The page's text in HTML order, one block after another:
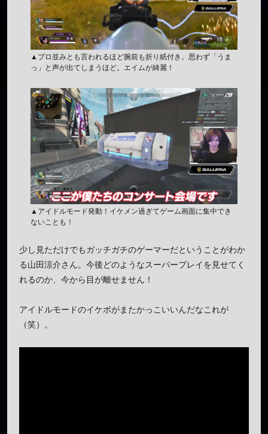
▲プロ並みとも言われるほど腕前も折り紙付き。思わず「うま
っ」と声が出てしまうほど。エイムが綺麗！
▲アイドルモード発動！イケメン過ぎてゲーム画面に集中でき
ないことも！
少し見ただけでもガッチガチのゲーマーだということがわか
る山田涼介さん。今後どのようなスーパープレイを見せてく
れるのか、今から目が離せません！
アイドルモードのイケボがまたかっこいいんだなこれが
（笑）。